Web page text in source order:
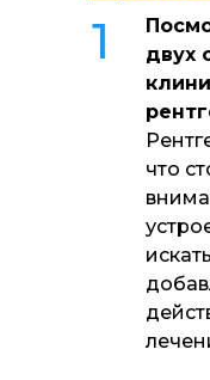
1
двух
что